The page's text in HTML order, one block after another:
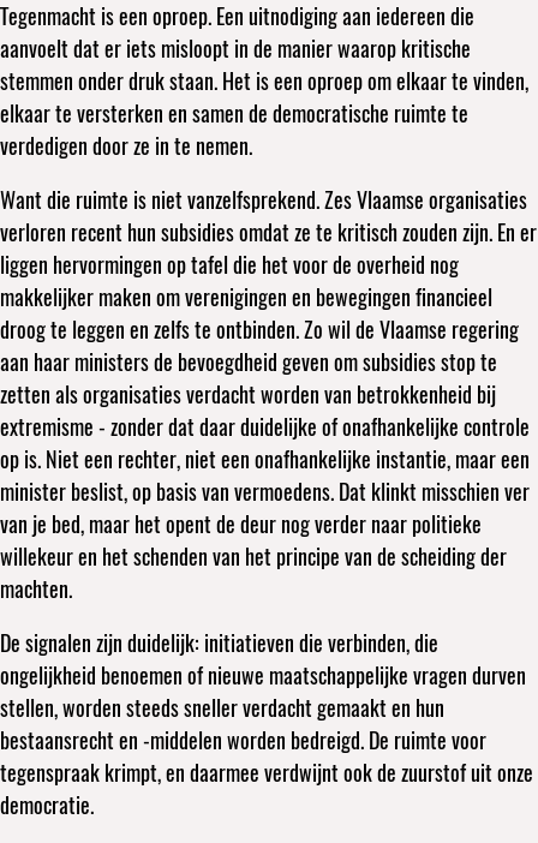
Tegenmacht is een oproep. Een uitnodiging aan iedereen die
aanvoelt dat er iets misloopt in de manier waarop kritische
stemmen onder druk staan. Het is een oproep om elkaar te vinden,
elkaar te versterken en samen de democratische ruimte te
verdedigen door ze in te nemen.
Want die ruimte is niet vanzelfsprekend. Zes Vlaamse organisaties
verloren recent hun subsidies omdat ze te kritisch zouden zijn. En er
liggen hervormingen op tafel die het voor de overheid nog
makkelijker maken om verenigingen en bewegingen financieel
droog te leggen en zelfs te ontbinden. Zo wil de Vlaamse regering
aan haar ministers de bevoegdheid geven om subsidies stop te
zetten als organisaties verdacht worden van betrokkenheid bij
extremisme - zonder dat daar duidelijke of onafhankelijke controle
op is. Niet een rechter, niet een onafhankelijke instantie, maar een
minister beslist, op basis van vermoedens. Dat klinkt misschien ver
van je bed, maar het opent de deur nog verder naar politieke
willekeur en het schenden van het principe van de scheiding der
machten.
De signalen zijn duidelijk: initiatieven die verbinden, die
ongelijkheid benoemen of nieuwe maatschappelijke vragen durven
stellen, worden steeds sneller verdacht gemaakt en hun
bestaansrecht en -middelen worden bedreigd. De ruimte voor
tegenspraak krimpt, en daarmee verdwijnt ook de zuurstof uit onze
democratie.